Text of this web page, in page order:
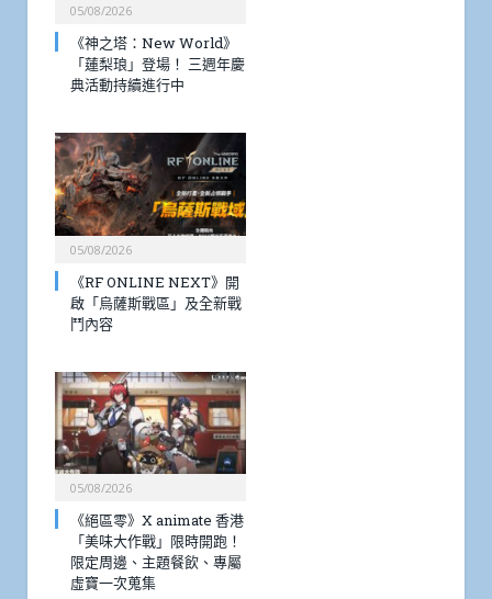
05/08/2026
《神之塔：New World》
「蓮梨琅」登場！ 三週年慶
典活動持續進行中
05/08/2026
《RF ONLINE NEXT》開
啟「烏薩斯戰區」及全新戰
鬥內容
05/08/2026
《絕區零》X animate 香港
「美味大作戰」限時開跑！
限定周邊、主題餐飲、專屬
虛寶一次蒐集